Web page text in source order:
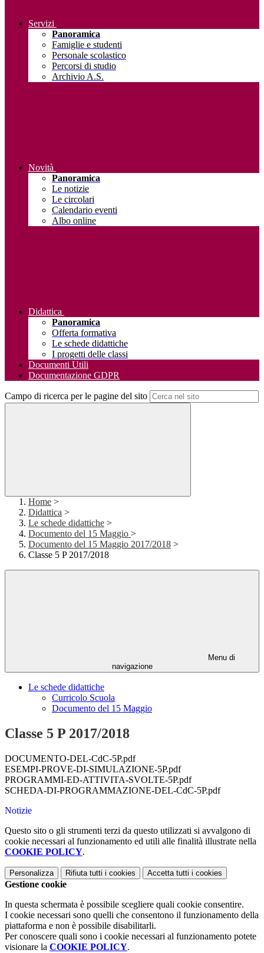
Servizi
Panoramica
Famiglie e studenti
Personale scolastico
Percorsi di studio
Archivio A.S.
Novità
Panoramica
Le notizie
Le circolari
Calendario eventi
Albo online
Didattica
Panoramica
Offerta formativa
Le schede didattiche
I progetti delle classi
Documenti Utili
Documentazione GDPR
Campo di ricerca per le pagine del sito
Home >
Didattica >
Le schede didattiche >
Documento del 15 Maggio >
Documento del 15 Maggio 2017/2018 >
Classe 5 P 2017/2018
Menu di
navigazione
Le schede didattiche
Curricolo Scuola
Documento del 15 Maggio
Classe 5 P 2017/2018
DOCUMENTO-DEL-CdC-5P.pdf
ESEMPI-PROVE-DI-SIMULAZIONE-5P.pdf
PROGRAMMI-ED-ATTIVITA-SVOLTE-5P.pdf
SCHEDA-DI-PROGRAMMAZIONE-DEL-CdC-5P.pdf
Notizie
Questo sito o gli strumenti terzi da questo utilizzati si avvalgono di
cookie necessari al funzionamento ed utili alle finalità illustrate nella
COOKIE POLICY.
Personalizza Rifiuta tutti i cookies Accetta tutti i cookies
Gestione cookie
In questa schermata è possibile scegliere quali cookie consentire.
I cookie necessari sono quelli che consentono il funzionamento della
piattaforma e non è possibile disabilitarli.
Per conoscere quali sono i cookie necessari al funzionamento potete
visionare la COOKIE POLICY.